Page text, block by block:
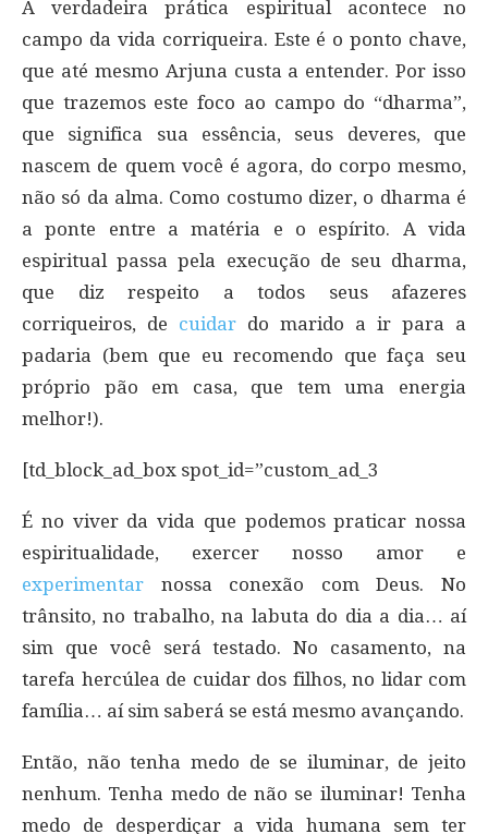
A verdadeira prática espiritual acontece no
campo da vida corriqueira. Este é o ponto chave,
que até mesmo Arjuna custa a entender. Por isso
que trazemos este foco ao campo do “dharma”,
que significa sua essência, seus deveres, que
nascem de quem você é agora, do corpo mesmo,
não só da alma. Como costumo dizer, o dharma é
a ponte entre a matéria e o espírito. A vida
espiritual passa pela execução de seu dharma,
que diz respeito a todos seus afazeres
corriqueiros, de cuidar do marido a ir para a
padaria (bem que eu recomendo que faça seu
próprio pão em casa, que tem uma energia
melhor!).
[td_block_ad_box spot_id=”custom_ad_3
É no viver da vida que podemos praticar nossa
espiritualidade, exercer nosso amor e
experimentar nossa conexão com Deus. No
trânsito, no trabalho, na labuta do dia a dia… aí
sim que você será testado. No casamento, na
tarefa hercúlea de cuidar dos filhos, no lidar com
família… aí sim saberá se está mesmo avançando.
Então, não tenha medo de se iluminar, de jeito
nenhum. Tenha medo de não se iluminar! Tenha
medo de desperdiçar a vida humana sem ter